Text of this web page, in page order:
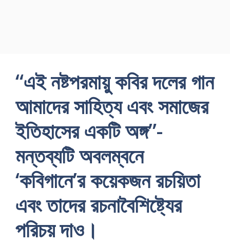
“এই নষ্টপরমায়ু কবির দলের গান
আমাদের সাহিত্য এবং সমাজের
ইতিহাসের একটি অঙ্গ”-
মন্তব্যটি অবলম্বনে
‘কবিগানে’র কয়েকজন রচয়িতা
এবং তাদের রচনাবৈশিষ্ট্যের
পরিচয় দাও।